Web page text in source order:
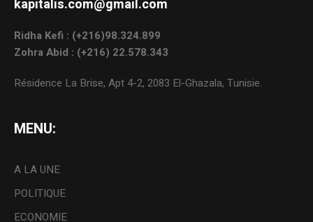
kapitalis.com@gmail.com
Ridha Kefi : (+216)98.324.899
Zohra Abid : (+216) 22.578.343
Résidence La Brise, Apt 4-2, 2083 El-Ghazala, Tunisie.
MENU:
A LA UNE
POLITIQUE
ECONOMIE